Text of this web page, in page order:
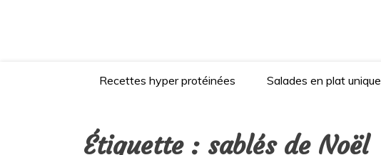
Recettes hyper protéinées Salades en plat unique
Étiquette : sablés de Noël